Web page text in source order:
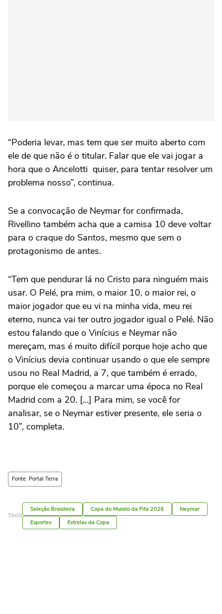
“Poderia levar, mas tem que ser muito aberto com
ele de que não é o titular. Falar que ele vai jogar a
hora que o Ancelotti quiser, para tentar resolver um
problema nosso”, continua.
Se a convocação de Neymar for confirmada,
Rivellino também acha que a camisa 10 deve voltar
para o craque do Santos, mesmo que sem o
protagonismo de antes.
“Tem que pendurar lá no Cristo para ninguém mais
usar. O Pelé, pra mim, o maior 10, o maior rei, o
maior jogador que eu vi na minha vida, meu rei
eterno, nunca vai ter outro jogador igual o Pelé. Não
estou falando que o Vinícius e Neymar não
mereçam, mas é muito difícil porque hoje acho que
o Vinícius devia continuar usando o que ele sempre
usou no Real Madrid, a 7, que também é errado,
porque ele começou a marcar uma época no Real
Madrid com a 20. […] Para mim, se você for
analisar, se o Neymar estiver presente, ele seria o
10”, completa.
Fonte: Portal Terra
TAGS
Seleção Brasileira Copa do Mundo da Fifa 2026
Neymar
Esportes
Estrelas da Copa